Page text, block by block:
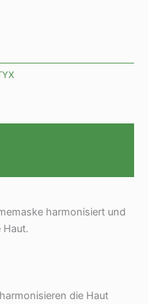
harmonisiert und
Haut.
die Haut